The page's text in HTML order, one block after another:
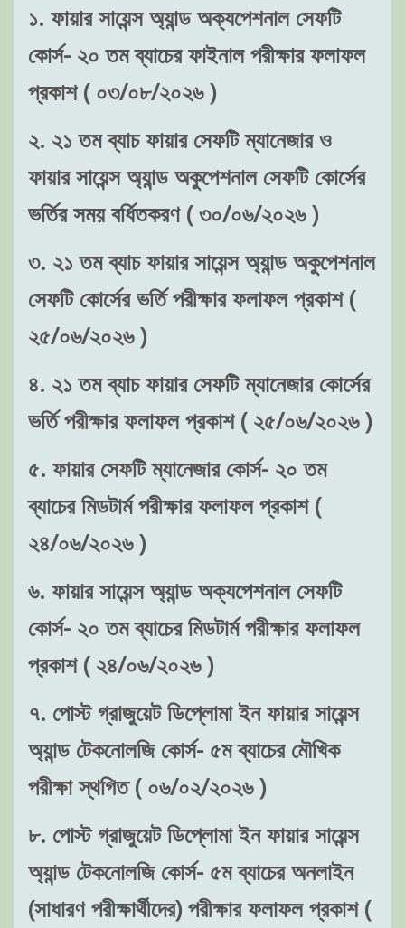
১. ফায়ার সায়েন্স অ্যান্ড অক্যপেশনাল সেফটি
কোর্স- ২০ তম ব্যাচের ফাইনাল পরীক্ষার ফলাফল
প্রকাশ ( ০৩/০৮/২০২৬ )
২. ২১ তম ব্যাচ ফায়ার সেফটি ম্যানেজার ও
ফায়ার সায়েন্স অ্যান্ড অকুপেশনাল সেফটি কোর্সের
ভর্তির সময় বর্ধিতকরণ ( ৩০/০৬/২০২৬ )
৩. ২১ তম ব্যাচ ফায়ার সায়েন্স অ্যান্ড অকুপেশনাল
সেফটি কোর্সের ভর্তি পরীক্ষার ফলাফল প্রকাশ (
২৫/০৬/২০২৬ )
৪. ২১ তম ব্যাচ ফায়ার সেফটি ম্যানেজার কোর্সের
ভর্তি পরীক্ষার ফলাফল প্রকাশ ( ২৫/০৬/২০২৬ )
৫. ফায়ার সেফটি ম্যানেজার কোর্স- ২০ তম
ব্যাচের মিডটার্ম পরীক্ষার ফলাফল প্রকাশ (
২৪/০৬/২০২৬ )
৬. ফায়ার সায়েন্স অ্যান্ড অক্যপেশনাল সেফটি
কোর্স- ২০ তম ব্যাচের মিডটার্ম পরীক্ষার ফলাফল
প্রকাশ ( ২৪/০৬/২০২৬ )
৭. পোস্ট গ্রাজুয়েট ডিপ্লোমা ইন ফায়ার সায়েন্স
অ্যান্ড টেকনোলজি কোর্স- ৫ম ব্যাচের মৌখিক
পরীক্ষা স্থগিত ( ০৬/০২/২০২৬ )
৮. পোস্ট গ্রাজুয়েট ডিপ্লোমা ইন ফায়ার সায়েন্স
অ্যান্ড টেকনোলজি কোর্স- ৫ম ব্যাচের অনলাইন
(সাধারণ পরীক্ষার্থীদের) পরীক্ষার ফলাফল প্রকাশ (